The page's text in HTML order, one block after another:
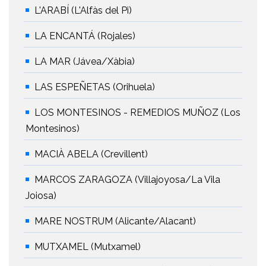
L'ARABÍ (L'Alfàs del Pi)
LA ENCANTÁ (Rojales)
LA MAR (Jávea/Xàbia)
LAS ESPEÑETAS (Orihuela)
LOS MONTESINOS - REMEDIOS MUÑOZ (Los
Montesinos)
MACIÀ ABELA (Crevillent)
MARCOS ZARAGOZA (Villajoyosa/La Vila
Joiosa)
MARE NOSTRUM (Alicante/Alacant)
MUTXAMEL (Mutxamel)